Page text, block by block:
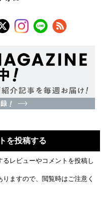
を投稿する
レビューやコメントを投稿し
ますので、閲覧時はご注意く